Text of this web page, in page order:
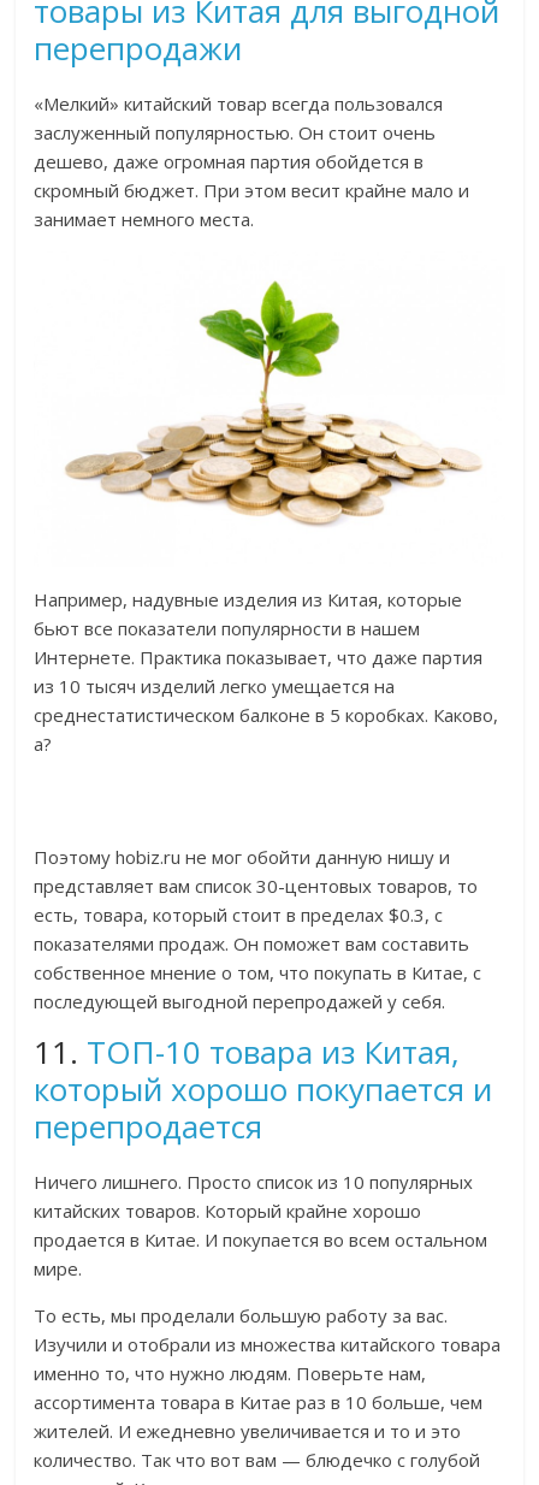
товары из Китая для выгодной
перепродажи
«Мелкий» китайский товар всегда пользовался
заслуженный популярностью. Он стоит очень
дешево, даже огромная партия обойдется в
скромный бюджет. При этом весит крайне мало и
занимает немного места.
Например, надувные изделия из Китая, которые
бьют все показатели популярности в нашем
Интернете. Практика показывает, что даже партия
из 10 тысяч изделий легко умещается на
среднестатистическом балконе в 5 коробках. Каково,
а?
Поэтому hobiz.ru не мог обойти данную нишу и
представляет вам список 30-центовых товаров, то
есть, товара, который стоит в пределах $0.3, с
показателями продаж. Он поможет вам составить
собственное мнение о том, что покупать в Китае, с
последующей выгодной перепродажей у себя.
11. ТОП-10 товара из Китая,
который хорошо покупается и
перепродается
Ничего лишнего. Просто список из 10 популярных
китайских товаров. Который крайне хорошо
продается в Китае. И покупается во всем остальном
мире.
То есть, мы проделали большую работу за вас.
Изучили и отобрали из множества китайского товара
именно то, что нужно людям. Поверьте нам,
ассортимента товара в Китае раз в 10 больше, чем
жителей. И ежедневно увеличивается и то и это
количество. Так что вот вам — блюдечко с голубой